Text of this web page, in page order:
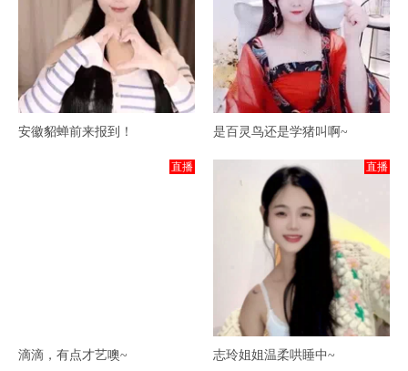
安徽貂蝉前来报到！ 是百灵鸟还是学猪叫啊~
直播
滴滴，有点才艺噢~
直播
志玲姐姐温柔哄睡中~